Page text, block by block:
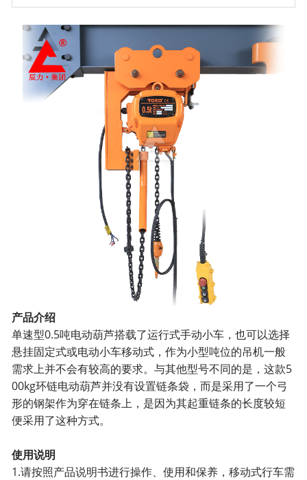
产品介绍
单速型0.5吨电动葫芦搭载了运行式手动小车，也可以选择
悬挂固定式或电动小车移动式，作为小型吨位的吊机一般
需求上并不会有较高的要求。与其他型号不同的是，这款5
00kg环链电动葫芦并没有设置链条袋，而是采用了一个弓
形的钢架作为穿在链条上，是因为其起重链条的长度较短
便采用了这种方式。
使用说明
1.请按照产品说明书进行操作、使用和保养，移动式行车需